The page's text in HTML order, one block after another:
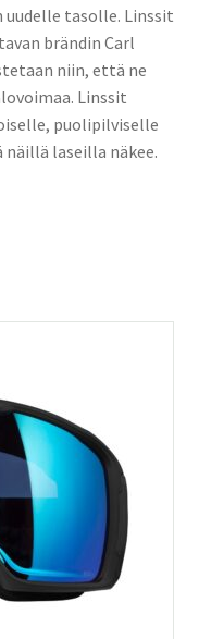
tasolle. Linssit
brändin Carl
niin, että ne
Linssit
puolipilviselle
laseilla näkee.